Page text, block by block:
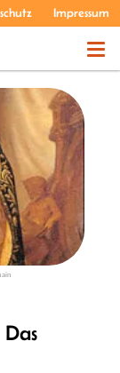
Impressum